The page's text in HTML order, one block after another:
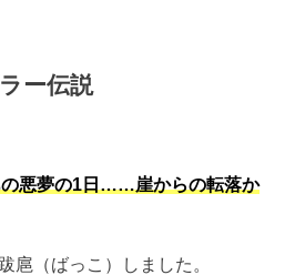
ー伝説
の悪夢の1日……崖からの転落か
扈（ばっこ）しました。